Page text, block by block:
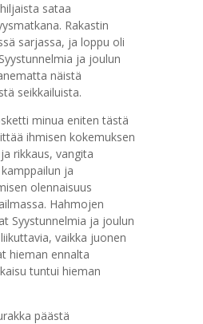
sataa
Rakastin
sarjassa, ja loppu oli
ja joulun
näistä
seikkailuista.
minua eniten tästä
ihmisen kokemuksen
rikkaus, vangita
ja
olennaisuus
Hahmojen
Syystunnelmia ja joulun
vaikka juonen
hieman ennalta
tuntui hieman
päästä